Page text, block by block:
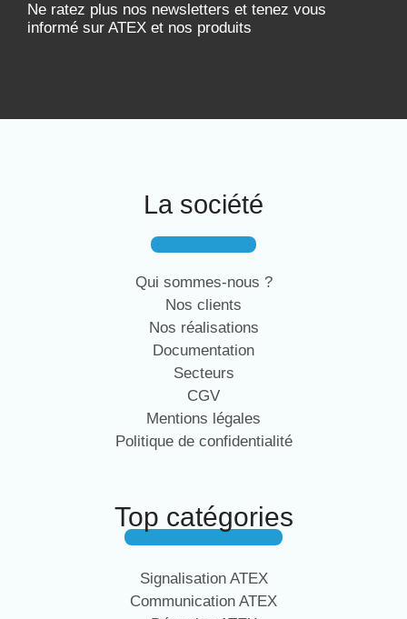
Ne ratez plus nos newsletters et tenez vous
informé sur ATEX et nos produits
La société
Qui sommes-nous ?
Nos clients
Nos réalisations
Documentation
Secteurs
CGV
Mentions légales
Politique de confidentialité
Top catégories
Signalisation ATEX
Communication ATEX